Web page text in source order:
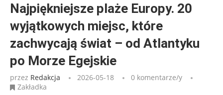
Najpiękniejsze plaże Europy. 20
wyjątkowych miejsc, które
zachwycają świat – od Atlantyku
po Morze Egejskie
przez Redakcja 2026-05-18
0 komentarze/y
Zakładka